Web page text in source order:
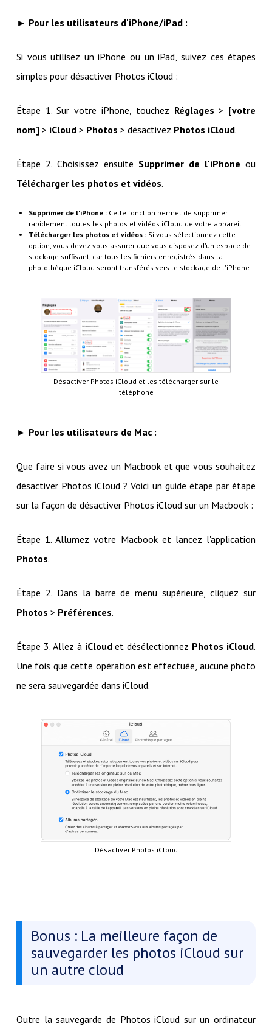
► Pour les utilisateurs d'iPhone/iPad :
Si vous utilisez un iPhone ou un iPad, suivez ces étapes
simples pour désactiver Photos iCloud :
Étape 1. Sur votre iPhone, touchez Réglages > [votre
nom] > iCloud > Photos > désactivez Photos iCloud.
Étape 2. Choisissez ensuite Supprimer de l'iPhone ou
Télécharger les photos et vidéos.
Supprimer de l'iPhone : Cette fonction permet de supprimer
rapidement toutes les photos et vidéos iCloud de votre appareil.
Télécharger les photos et vidéos :Si vous sélectionnez cette
option, vous devez vous assurer que vous disposez d'un espace de
stockage suffisant, car tous les fichiers enregistrés dans la
photothèque iCloud seront transférés vers le stockage de l'iPhone.
Désactiver Photos iCloud et les télécharger sur le
téléphone
► Pour les utilisateurs de Mac :
Que faire si vous avez un Macbook et que vous souhaitez
désactiver Photos iCloud ? Voici un guide étape par étape
sur la façon de désactiver Photos iCloud sur un Macbook :
Étape 1. Allumez votre Macbook et lancez l'application
Photos.
Étape 2. Dans la barre de menu supérieure, cliquez sur
Photos > Préférences.
Étape 3. Allez àiCloudet désélectionnez Photos iCloud.
Une fois que cette opération est effectuée, aucune photo
ne sera sauvegardée dans iCloud.
Désactiver Photos iCloud
Bonus : La meilleure façon de
sauvegarder les photos iCloud sur
un autre cloud
Outre la sauvegarde de Photos iCloud sur un ordinateur